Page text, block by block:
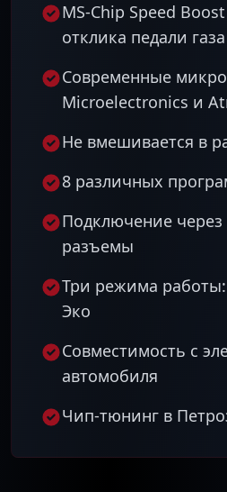
MS-Chip Speed
отклика педали газа
Современные
Microelectronics и
Не вмешивается в
8 различных
Подключение
разъемы
Три режима
Эко
Совместимость с
автомобиля
Чип-тюнинг в